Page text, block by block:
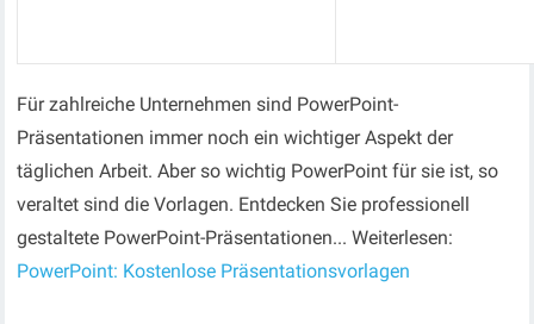
Für zahlreiche Unternehmen sind PowerPoint-
Präsentationen immer noch ein wichtiger Aspekt der
täglichen Arbeit. Aber so wichtig PowerPoint für sie ist, so
veraltet sind die Vorlagen. Entdecken Sie professionell
gestaltete PowerPoint-Präsentationen... Weiterlesen:
PowerPoint: Kostenlose Präsentationsvorlagen